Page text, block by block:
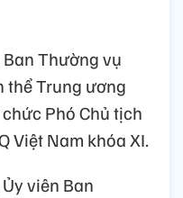
Thường vụ
thể Trung ương
Phó Chủ tịch
Việt Nam khóa XI.
viên Ban